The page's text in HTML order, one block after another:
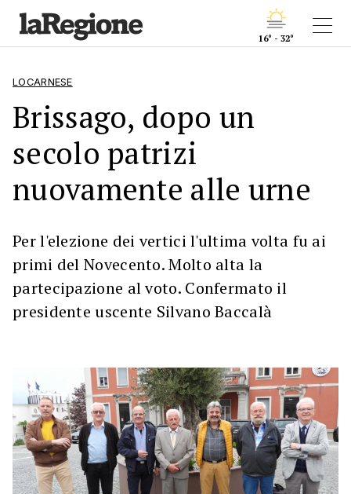
16° - 32°
LOCARNESE
Brissago, dopo un
secolo patrizi
nuovamente alle urne
Per l'elezione dei vertici l'ultima volta fu ai
primi del Novecento. Molto alta la
partecipazione al voto. Confermato il
presidente uscente Silvano Baccalà